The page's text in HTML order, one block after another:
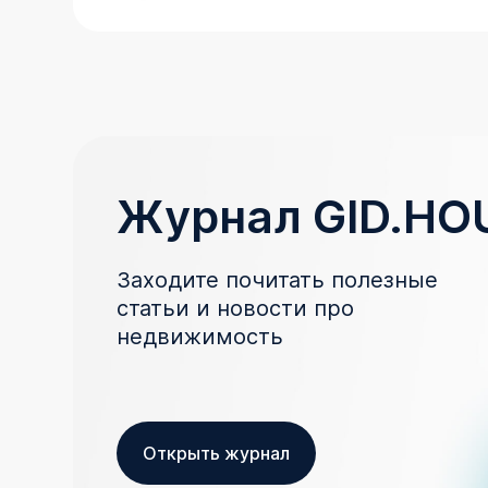
Журнал
Заходите почитать полезные
статьи и новости про
недвижимость
Открыть журнал